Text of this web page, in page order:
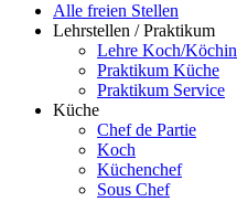
Alle freien Stellen
Lehrstellen / Praktikum
Lehre Koch/Köchin
Praktikum Küche
Praktikum Service
Küche
Chef de Partie
Koch
Küchenchef
Sous Chef